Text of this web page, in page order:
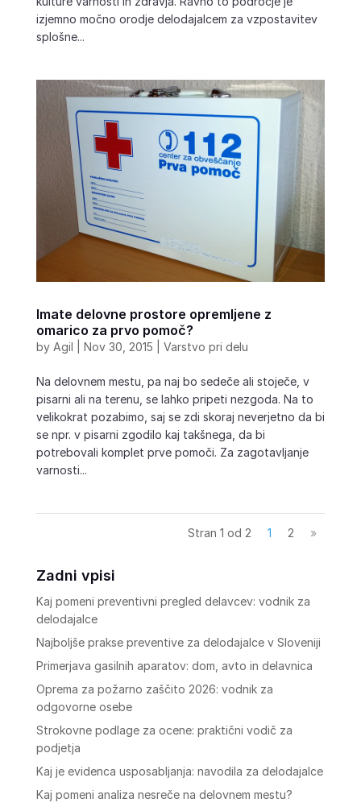
izjemno močno orodje delodajalcem za vzpostavitev
splošne...
Imate delovne prostore opremljene z
omarico za prvo pomoč?
by Agil Nov 30, 2015 Varstvo pri delu
Na delovnem mestu, pa naj bo sedeče ali stoječe, v
pisarni ali na terenu, se lahko pripeti nezgoda. Na to
velikokrat pozabimo, saj se zdi skoraj neverjetno da bi
se npr. v pisarni zgodilo kaj takšnega, da bi
potrebovali komplet prve pomoči. Za zagotavljanje
varnosti...
Stran 1 od 2 1 2 »
Zadni vpisi
Kaj pomeni preventivni pregled delavcev: vodnik za
delodajalce
Najboljše prakse preventive za delodajalce v Sloveniji
Primerjava gasilnih aparatov: dom, avto in delavnica
Oprema za požarno zaščito 2026: vodnik za
odgovorne osebe
Strokovne podlage za ocene: praktični vodič za
podjetja
Kaj je evidenca usposabljanja: navodila za delodajalce
Kaj pomeni analiza nesreče na delovnem mestu?